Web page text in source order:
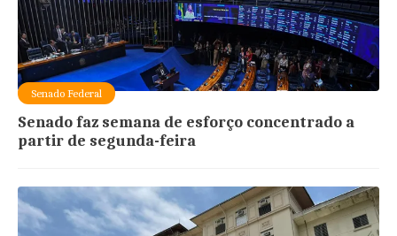
Senado Federal
Senado faz semana de esforço concentrado a
partir de segunda-feira